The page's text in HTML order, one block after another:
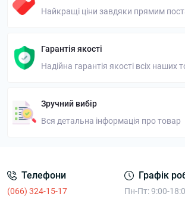
Найкращі ціни завдяки прямим
Гарантія якості
Надійна гарантія якості всіх наших
Зручний вибір
Вся детальна інформація про товар
Телефони
(066) 324-15-17
Графік
Пн-Пт: 9:00-